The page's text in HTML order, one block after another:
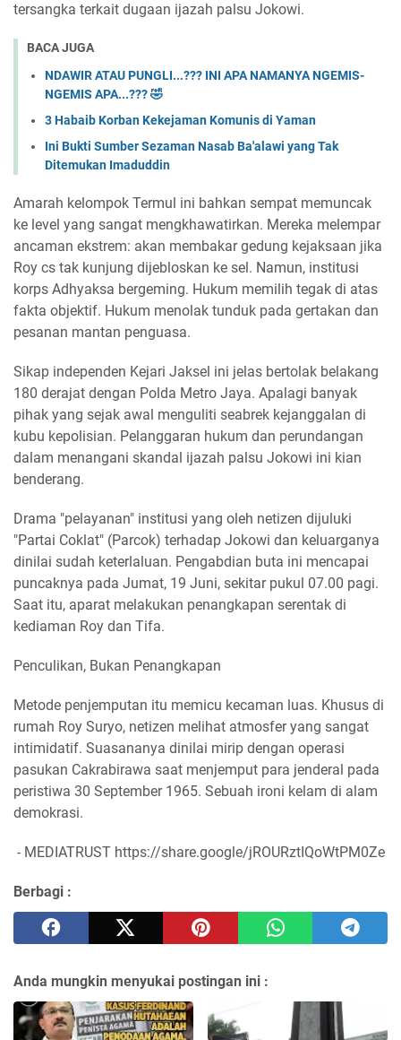
tersangka terkait dugaan ijazah palsu Jokowi.
BACA JUGA
NDAWIR ATAU PUNGLI...??? INI APA NAMANYA NGEMIS-
NGEMIS APA...??? 🤣
3 Habaib Korban Kekejaman Komunis di Yaman
Ini Bukti Sumber Sezaman Nasab Ba'alawi yang Tak
Ditemukan Imaduddin
​Amarah kelompok Termul ini bahkan sempat memuncak
ke level yang sangat mengkhawatirkan. Mereka melempar
ancaman ekstrem: akan membakar gedung kejaksaan jika
Roy cs tak kunjung dijebloskan ke sel. Namun, institusi
korps Adhyaksa bergeming. Hukum memilih tegak di atas
fakta objektif. Hukum menolak tunduk pada gertakan dan
pesanan mantan penguasa.
​Sikap independen Kejari Jaksel ini jelas bertolak belakang
180 derajat dengan Polda Metro Jaya. Apalagi banyak
pihak yang sejak awal menguliti seabrek kejanggalan di
kubu kepolisian. Pelanggaran hukum dan perundangan
dalam menangani skandal ijazah palsu Jokowi ini kian
benderang.
​Drama "pelayanan" institusi yang oleh netizen dijuluki
"Partai Coklat" (Parcok) terhadap Jokowi dan keluarganya
dinilai sudah keterlaluan. Pengabdian buta ini mencapai
puncaknya pada Jumat, 19 Juni, sekitar pukul 07.00 pagi.
Saat itu, aparat melakukan penangkapan serentak di
kediaman Roy dan Tifa.
Penculikan, Bukan Penangkapan
​Metode penjemputan itu memicu kecaman luas. Khusus di
rumah Roy Suryo, netizen melihat atmosfer yang sangat
intimidatif. Suasananya dinilai mirip dengan operasi
pasukan Cakrabirawa saat menjemput para jenderal pada
peristiwa 30 September 1965. Sebuah ironi kelam di alam
demokrasi.
- MEDIATRUST https://share.google/jROURztIQoWtPM0Ze
Berbagi :
Anda mungkin menyukai postingan ini :